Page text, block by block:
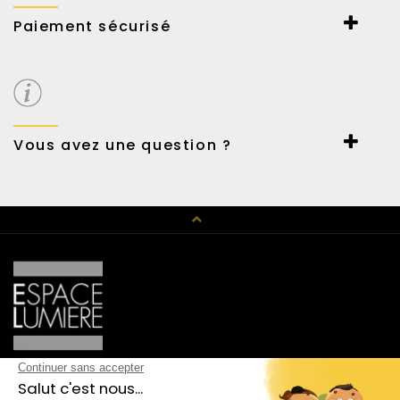
Paiement sécurisé
Possibilité de payer en 3 fois sans frais.
Vous avez une question ?